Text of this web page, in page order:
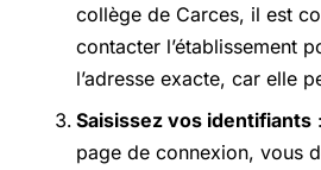
collège de Carces, il est
contacter l’établissement
l’adresse exacte, car elle
Saisissez vos identifiants
page de connexion, vous